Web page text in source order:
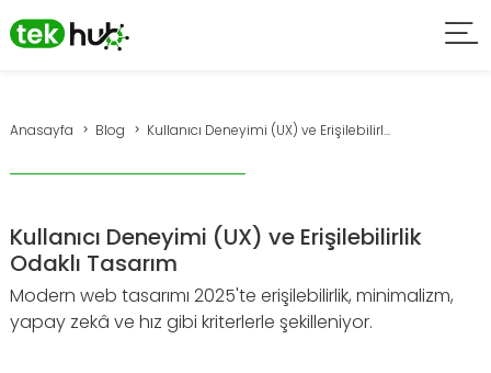
Anasayfa Blog Kullanıcı Deneyimi (UX) ve Erişilebilirl...
Kullanıcı Deneyimi (UX) ve Erişilebilirlik
Odaklı Tasarım
Modern web tasarımı 2025'te erişilebilirlik, minimalizm,
yapay zekâ ve hız gibi kriterlerle şekilleniyor.